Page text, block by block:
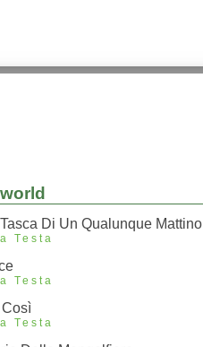
Di Un Qualunque Mattino
Testa
Testa
Così
Testa